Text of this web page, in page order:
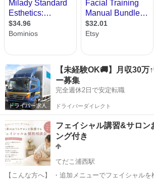
【未経験OK🚚】月収30万
ー募集
完全週休2日で安定転職
ドライバーダイレクト
フェイシャル講習&サロン
ング付き
てだこ浦西駅
【こんな方へ】 ・追加メニューでフェイシャルを検討したい ・サロン